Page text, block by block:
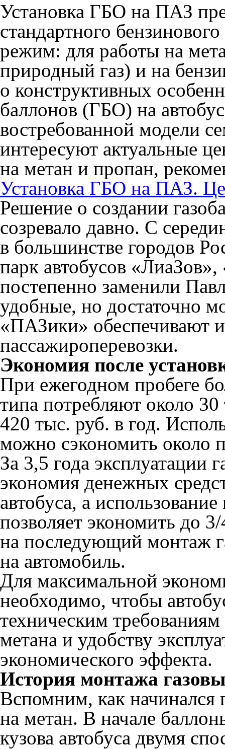
Установка ГБО на ПАЗ
стандартного
режим: для работы на
природный газ) и на
о конструктивных
баллонов (ГБО) на
востребованной модели
интересуют актуальные
на метан и пропан,
Установка ГБО на ПАЗ.
Решение о создании
созревало давно. С
в большинстве городов
парк автобусов
постепенно заменили
удобные, но достаточно
«ПАЗики» обеспечивают
пассажироперевозки.
Экономия после
При ежегодном пробеге
типа потребляют около
420 тыс. руб. в год.
можно сэкономить около
За 3,5 года эксплуатации
экономия денежных
автобуса, а
позволяет экономить до
на последующий монтаж
на автомобиль.
Для максимальной
необходимо, чтобы
техническим
метана и удобству
экономического эффекта.
История монтажа
Вспомним, как начинался
на метан. В начале
кузова автобуса двумя